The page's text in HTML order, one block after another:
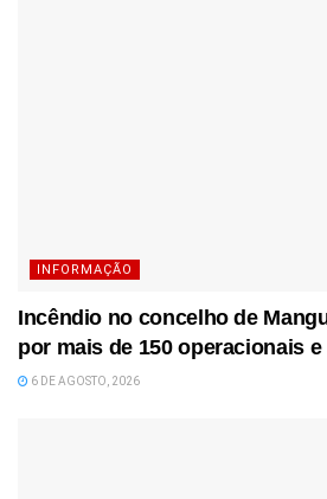
INFORMAÇÃO
Incêndio no concelho de
por mais de 150 operacionais
6 DE AGOSTO, 2026